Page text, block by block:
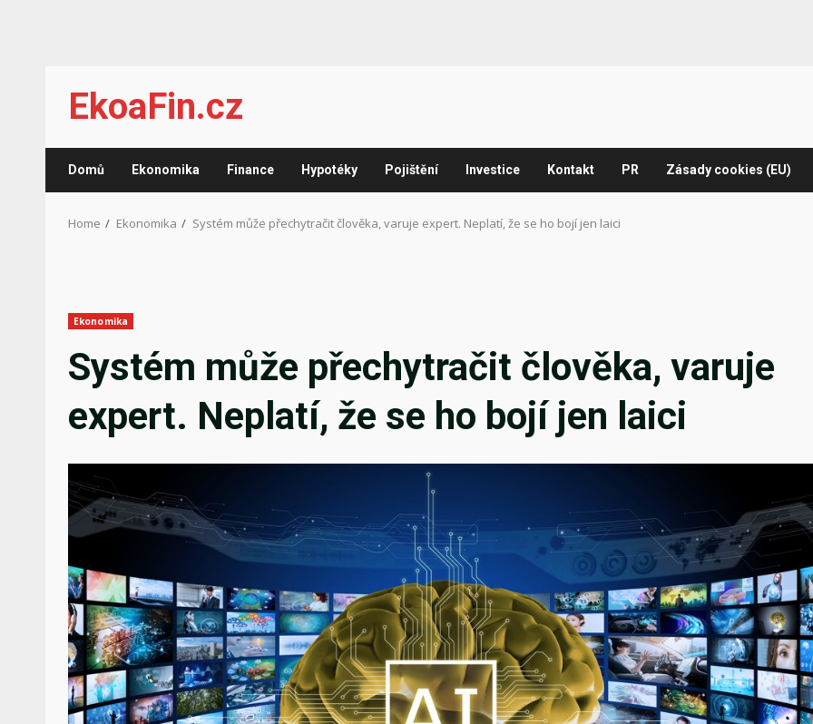
content
EkoaFin.cz
Domů Ekonomika Finance Hypotéky Pojištění Investice Kontakt PR Zásady cookies (EU)
Home Ekonomika Systém může přechytračit člověka, varuje expert. Neplatí, že se ho bojí jen laici
Ekonomika
Systém může přechytračit člověka, varuje
expert. Neplatí, že se ho bojí jen laici